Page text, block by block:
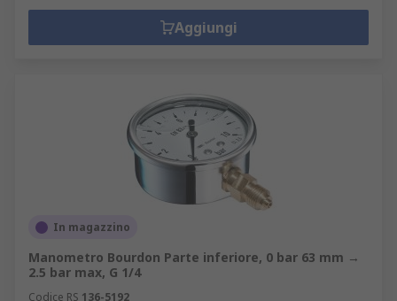
Aggiungi
In magazzino
Manometro Bourdon Parte inferiore, 0 bar 63 mm →
2.5 bar max, G 1/4
Codice RS 136-5192